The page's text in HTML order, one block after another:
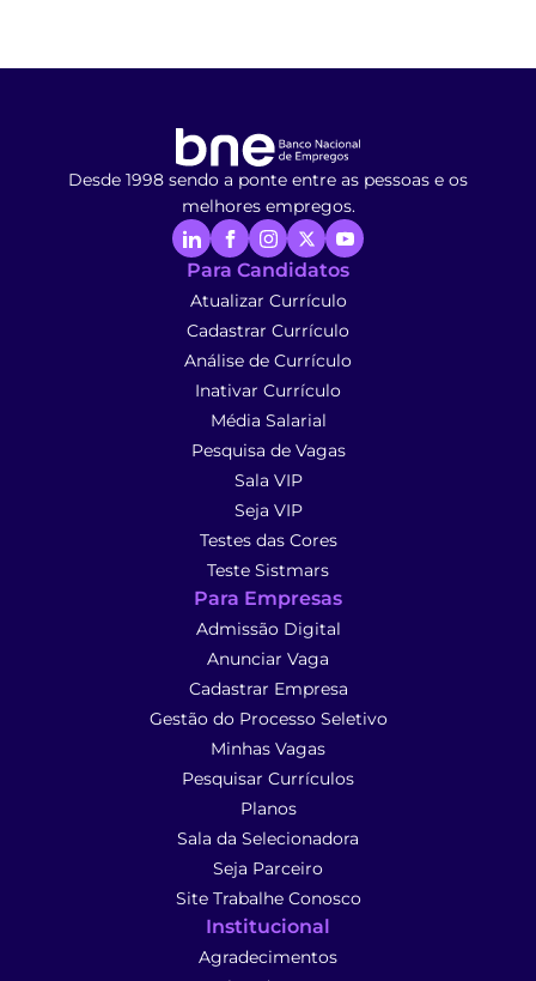
Desde 1998 sendo a ponte entre as pessoas e os
melhores empregos.
Para Candidatos
Atualizar Currículo
Cadastrar Currículo
Análise de Currículo
Inativar Currículo
Média Salarial
Pesquisa de Vagas
Sala VIP
Seja VIP
Testes das Cores
Teste Sistmars
Para Empresas
Admissão Digital
Anunciar Vaga
Cadastrar Empresa
Gestão do Processo Seletivo
Minhas Vagas
Pesquisar Currículos
Planos
Sala da Selecionadora
Seja Parceiro
Site Trabalhe Conosco
Institucional
Agradecimentos